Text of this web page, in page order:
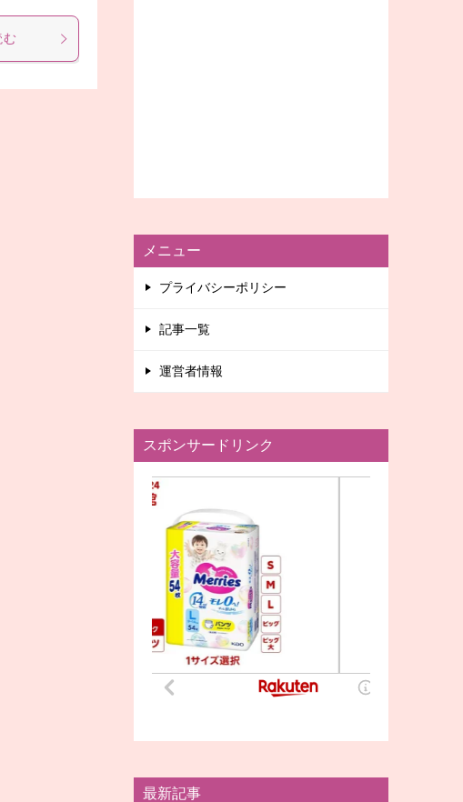
む
メニュー
プライバシーポリシー
記事一覧
運営者情報
スポンサードリンク
最新記事